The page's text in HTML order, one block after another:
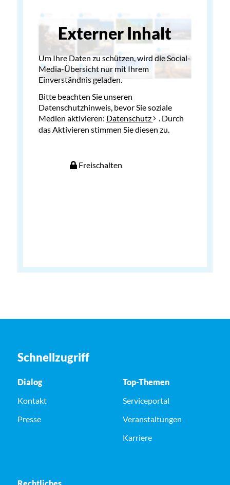
Externer Inhalt
Um Ihre Daten zu schützen, wird die Social-
Media-Übersicht nur mit Ihrem
Einverständnis geladen.
Bitte beachten Sie unseren
Datenschutzhinweis, bevor Sie soziale
Medien aktivieren: Datenschutz
. Durch
das Aktivieren stimmen Sie diesen zu.
Freischalten
Schnellzugriff
Dialog
Kontakt
Presse
Top-Themen
Serviceportal
Veranstaltungen
Karriere